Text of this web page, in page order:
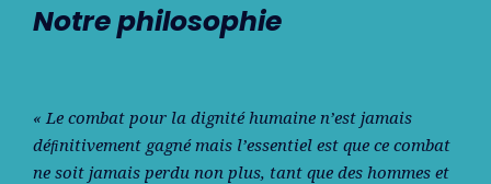
Notre philosophie
« Le combat pour la dignité humaine n’est jamais
déﬁnitivement gagné mais l’essentiel est que ce combat
ne soit jamais perdu non plus, tant que des hommes et